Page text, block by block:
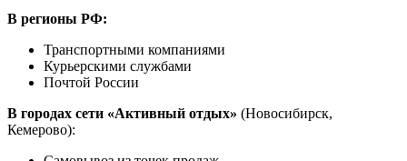
В регионы РФ:
Транспортными компаниями
Курьерскими службами
Почтой России
В городах сети «Активный отдых» (Новосибирск,
Кемерово):